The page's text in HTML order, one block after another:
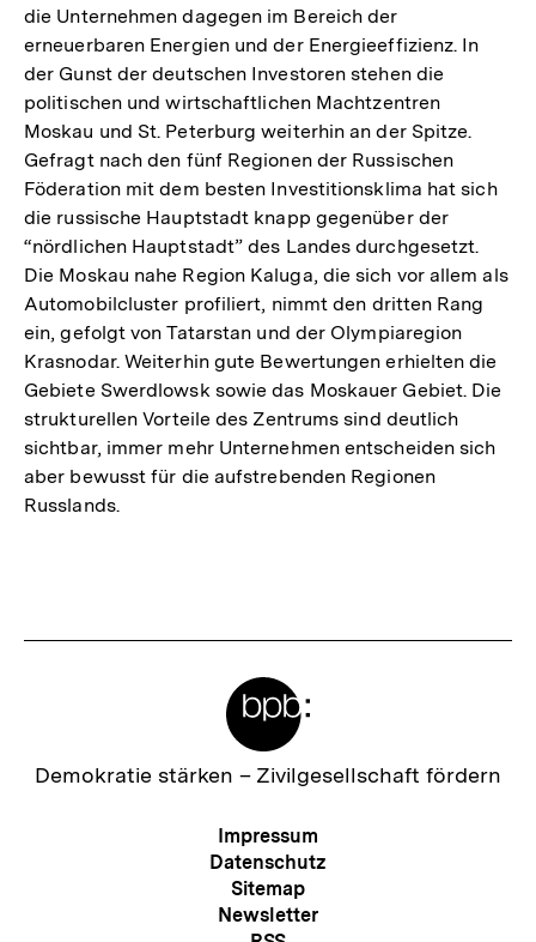
die Unternehmen dagegen im Bereich der
erneuerbaren Energien und der Energieeffizienz. In
der Gunst der deutschen Investoren stehen die
politischen und wirtschaftlichen Machtzentren
Moskau und St. Peterburg weiterhin an der Spitze.
Gefragt nach den fünf Regionen der Russischen
Föderation mit dem besten Investitionsklima hat sich
die russische Hauptstadt knapp gegenüber der
“nördlichen Hauptstadt” des Landes durchgesetzt.
Die Moskau nahe Region Kaluga, die sich vor allem als
Automobilcluster profiliert, nimmt den dritten Rang
ein, gefolgt von Tatarstan und der Olympiaregion
Krasnodar. Weiterhin gute Bewertungen erhielten die
Gebiete Swerdlowsk sowie das Moskauer Gebiet. Die
strukturellen Vorteile des Zentrums sind deutlich
sichtbar, immer mehr Unternehmen entscheiden sich
aber bewusst für die aufstrebenden Regionen
Russlands.
Zur
Demokratie stärken – Zivilgesellschaft fördern
Meta-
Navigation
Impressum
Datenschutz
Sitemap
Newsletter